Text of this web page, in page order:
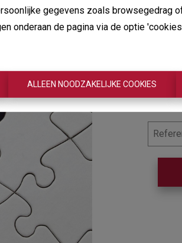
gegevens zoals browsegedrag
onderaan de pagina via de optie
ALLEEN NOODZAKELIJKE COOKIES